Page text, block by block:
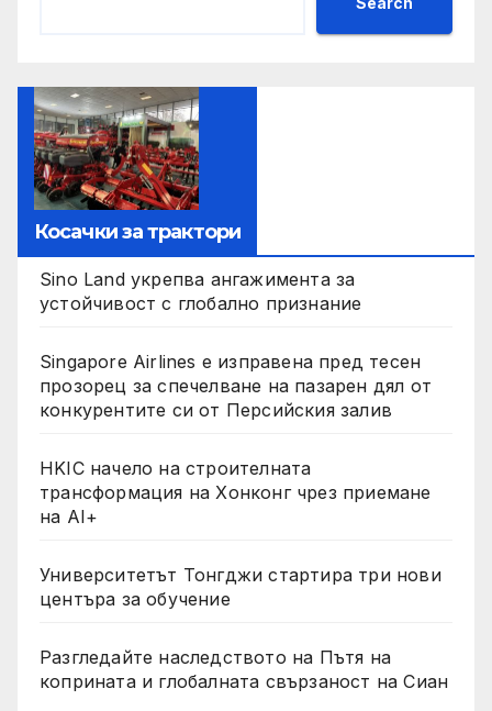
Косачки за трактори
Sino Land укрепва ангажимента за
устойчивост с глобално признание
Singapore Airlines е изправена пред тесен
прозорец за спечелване на пазарен дял от
конкурентите си от Персийския залив
HKIC начело на строителната
трансформация на Хонконг чрез приемане
на AI+
Университетът Тонгджи стартира три нови
центъра за обучение
Разгледайте наследството на Пътя на
коприната и глобалната свързаност на Сиан